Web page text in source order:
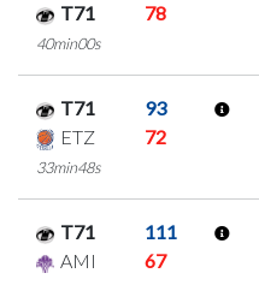
T71
78
40min00s
T71
93
ETZ
72
33min48s
T71
111
AMI
67